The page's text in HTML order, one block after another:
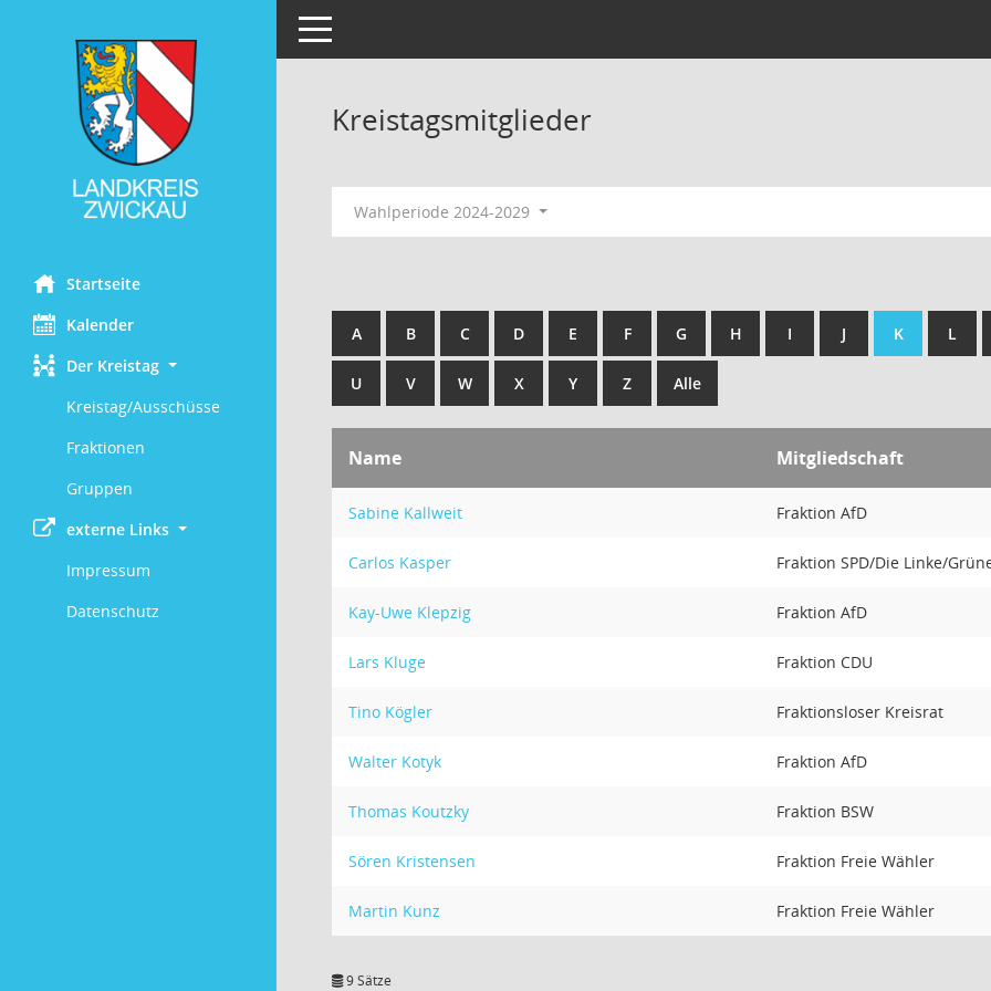
Startseite
Kalender
Der Kreistag
Kreistag/Ausschüsse
Fraktionen
Gruppen
externe Links
Impressum
Datenschutz
Toggle navigation
Kreistagsmitglieder
Wahlperiode 2024-2029
A B C D E F G H I J K L
U V W X Y Z Alle
Name Mitgliedschaft
Sabine Kallweit Fraktion AfD
Carlos Kasper Fraktion SPD/Die Linke/
Kay-Uwe Klepzig Fraktion AfD
Lars Kluge Fraktion CDU
Tino Kögler Fraktionsloser Kreisrat
Walter Kotyk Fraktion AfD
Thomas Koutzky Fraktion BSW
Sören Kristensen Fraktion Freie Wähler
Martin Kunz Fraktion Freie Wähler
9 Sätze